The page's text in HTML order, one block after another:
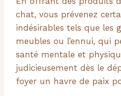
chat, vous prévenez
indésirables tels que les
meubles ou l’ennui, qui
santé mentale et
judicieusement dès le
foyer un havre de paix